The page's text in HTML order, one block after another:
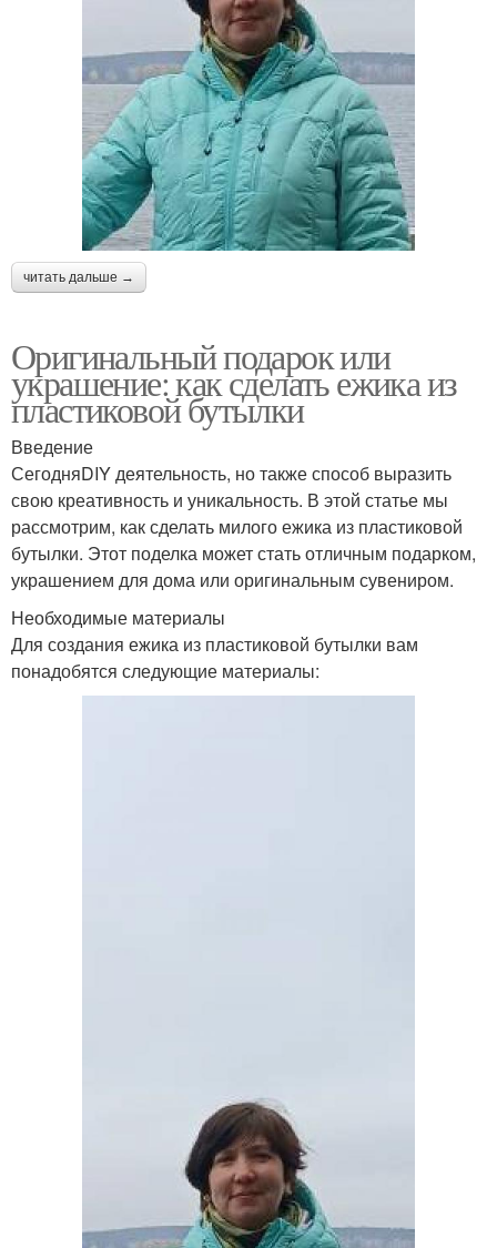
читать дальше →
Оригинальный подарок или
украшение: как сделать ежика из
пластиковой бутылки
Введение
СегодняDIY деятельность, но также способ выразить
свою креативность и уникальность. В этой статье мы
рассмотрим, как сделать милого ежика из пластиковой
бутылки. Этот поделка может стать отличным подарком,
украшением для дома или оригинальным сувениром.
Необходимые материалы
Для создания ежика из пластиковой бутылки вам
понадобятся следующие материалы: